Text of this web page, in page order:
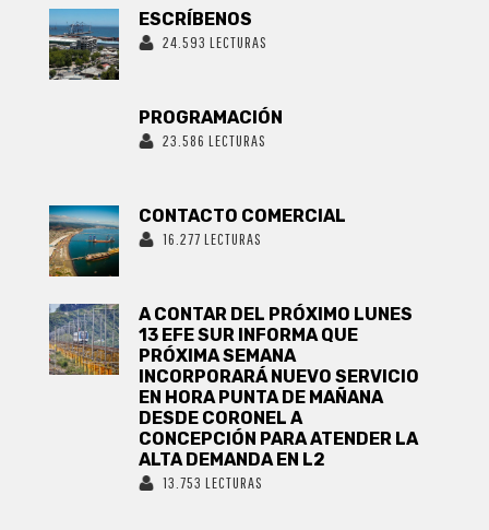
ESCRÍBENOS
24.593 LECTURAS
PROGRAMACIÓN
23.586 LECTURAS
CONTACTO COMERCIAL
16.277 LECTURAS
A CONTAR DEL PRÓXIMO LUNES
13 EFE SUR INFORMA QUE
PRÓXIMA SEMANA
INCORPORARÁ NUEVO SERVICIO
EN HORA PUNTA DE MAÑANA
DESDE CORONEL A
CONCEPCIÓN PARA ATENDER LA
ALTA DEMANDA EN L2
13.753 LECTURAS